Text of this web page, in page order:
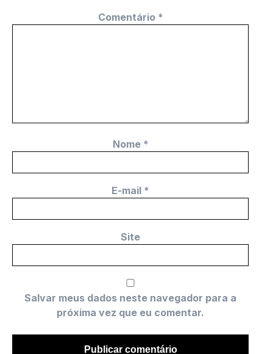
Comentário *
Nome *
E-mail *
Site
Salvar meus dados neste navegador para a
próxima vez que eu comentar.